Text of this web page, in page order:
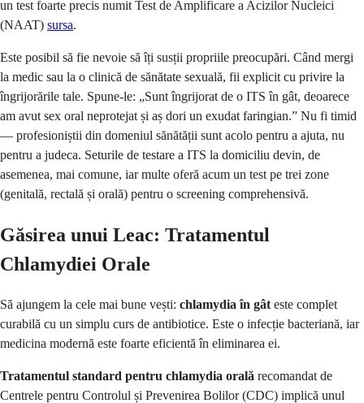
un test foarte precis numit Test de Amplificare a Acizilor Nucleici
(NAAT) sursa.
Este posibil să fie nevoie să îți susții propriile preocupări. Când mergi
la medic sau la o clinică de sănătate sexuală, fii explicit cu privire la
îngrijorările tale. Spune-le: „Sunt îngrijorat de o ITS în gât, deoarece
am avut sex oral neprotejat și aș dori un exudat faringian.” Nu fi timid
— profesioniștii din domeniul sănătății sunt acolo pentru a ajuta, nu
pentru a judeca. Seturile de testare a ITS la domiciliu devin, de
asemenea, mai comune, iar multe oferă acum un test pe trei zone
(genitală, rectală și orală) pentru o screening comprehensivă.
Găsirea unui Leac: Tratamentul
Chlamydiei Orale
Să ajungem la cele mai bune vești: chlamydia în gât este complet
curabilă cu un simplu curs de antibiotice. Este o infecție bacteriană, iar
medicina modernă este foarte eficientă în eliminarea ei.
Tratamentul standard pentru chlamydia orală recomandat de
Centrele pentru Controlul și Prevenirea Bolilor (CDC) implică unul